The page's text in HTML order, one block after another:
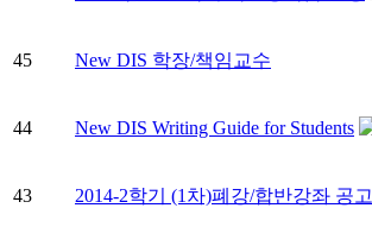
45 New DIS 학장/책임교수
44 New DIS Writing Guide for Students
43 2014-2학기 (1차)폐강/합반강좌 공고